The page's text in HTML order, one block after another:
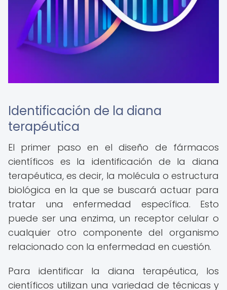
Identificación de la diana
terapéutica
El primer paso en el diseño de fármacos
científicos es la identificación de la diana
terapéutica, es decir, la molécula o estructura
biológica en la que se buscará actuar para
tratar una enfermedad específica. Esto
puede ser una enzima, un receptor celular o
cualquier otro componente del organismo
relacionado con la enfermedad en cuestión.
Para identificar la diana terapéutica, los
científicos utilizan una variedad de técnicas y